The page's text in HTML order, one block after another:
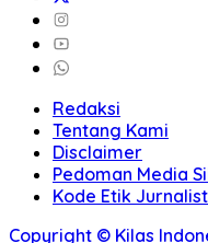
Redaksi
Tentang Kami
Disclaimer
Pedoman Media
Kode Etik
Copyright © Kilas